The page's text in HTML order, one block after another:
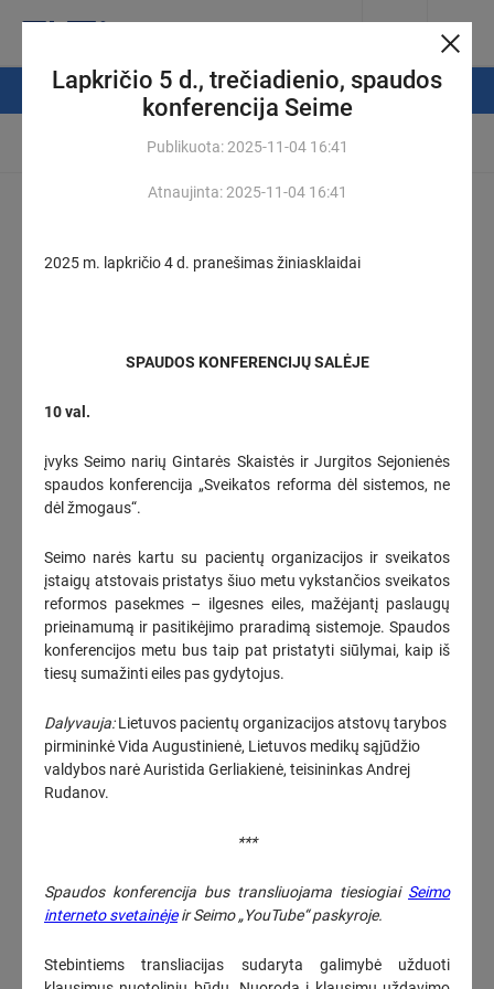
NAUJIENŲ FILTRAS
Automatinis atsinaujinimas
Suklydus vienam – pasekmes jaučia daugelis: „Via Lietuva“
09:13
09:10
Pirmoji vaiko mokėjimo kortelė: kada ji tampa pamoka, o ne
2026-08-07 08:05
Vyriausybėje pasveikinti geriausiai brandos egzaminus išlaikę
2026-08-06 18:46
Seimo narės A. Jakavonytės pranešimas: Pieno įstatymas –
svarbus žingsnis, bet ne galutinis sprendimas Lietuvos pieno
sektoriaus ateičiai
KOREGUOTAS
„Energesman“: VAATC atsisakė paleisti įdiegtą eilių valdymo
sistemą – tikslingai siekė, kad vežėjai ilgai lauktų
2026-08-0615:55
Seimo Pirmininko Juozo Oleko kalba išlydint profesorę
2026-08-06 15:52
bei darbai išlieka svarbūs ir šiandien
(4)
Lapkričio 5 d., trečiadienio, spaudos
konferencija Seime
Publikuota:2025-11-04 16:41
Atnaujinta:2025-11-04 16:41
2025 m. lapkričio 4 d. pranešimas žiniasklaidai
SPAUDOS KONFERENCIJŲ SALĖJE
10 val.
įvyks Seimo narių Gintarės Skaistės ir Jurgitos Sejonienės
spaudos konferencija „Sveikatos reforma dėl sistemos, ne
dėl žmogaus“.
Seimo narės kartu su pacientų organizacijos ir sveikatos
įstaigų atstovais pristatys šiuo metu vykstančios sveikatos
reformos pasekmes – ilgesnes eiles, mažėjantį paslaugų
prieinamumą ir pasitikėjimo praradimą sistemoje. Spaudos
konferencijos metu bus taip pat pristatyti siūlymai, kaip iš
tiesų sumažinti eiles pas gydytojus.​​
Dalyvauja:Lietuvos pacientų organizacijos atstovų tarybos
pirmininkėVida Augustinienė, Lietuvos medikų sąjūdžio
valdybos narėAuristida Gerliakienė, teisininkas Andrej
Rudanov.
***
Spaudos konferencija bus transliuojama tiesiogiai Seimo
interneto svetainėjeir Seimo „YouTube“ paskyroje.
Stebintiems transliacijas sudaryta galimybė užduoti